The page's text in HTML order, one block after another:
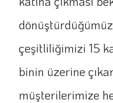
çeşitliliğimizi 15
binin üzerine
müşterilerimize